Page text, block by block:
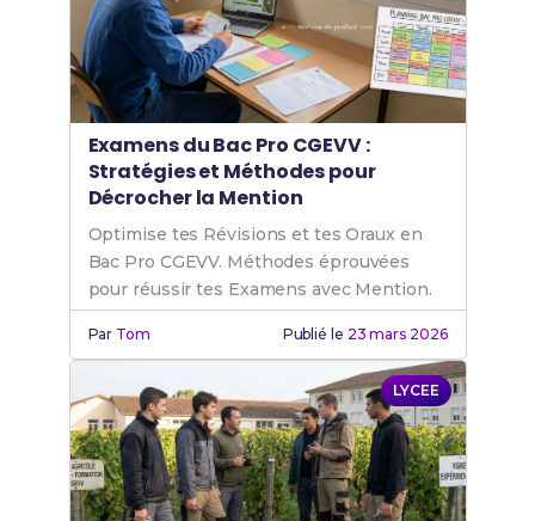
Examens du Bac Pro CGEVV :
Stratégies et Méthodes pour
Décrocher la Mention
Optimise tes Révisions et tes Oraux en
Bac Pro CGEVV. Méthodes éprouvées
pour réussir tes Examens avec Mention.
Par Tom Publié le 23 mars 2026
LYCEE